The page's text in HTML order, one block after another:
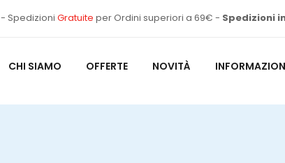
- Spedizioni Gratuite per Ordini superiori a 69€ - Spedizioni
CHI SIAMO OFFERTE NOVITÀ